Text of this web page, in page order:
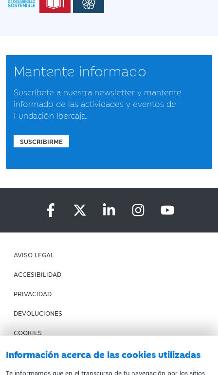
Información acerca de las cookies utilizadas
Te informamos que en el transcurso de tu navegación por los sitios
Mantente informado
Suscríbete a nuestra newsletter y mantente
informado de las actividades y eventos de
Fundación Ibercaja.
SUSCRIBIRME
AVISO LEGAL
ACCESIBILIDAD
PRIVACIDAD
DEVOLUCIONES
COOKIES
CONDICIONES DE COMPRA
IBERCAJA BANCO